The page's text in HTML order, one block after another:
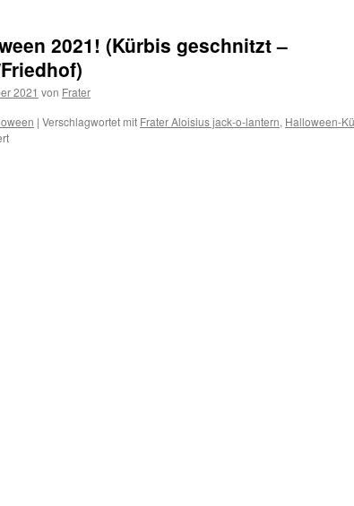
2021! (Kürbis geschnitzt –
2021 von Frater
| Verschlagwortet mit Frater Aloisius jack-o-lantern, Halloween-
für